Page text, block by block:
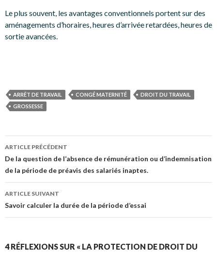
Le plus souvent, les avantages conventionnels portent sur des
aménagements d’horaires, heures d’arrivée retardées, heures de
sortie avancées.
ARRÊT DE TRAVAIL CONGÉ MATERNITÉ
DROIT DU TRAVAIL
GROSSESSE
Navigation
des
articles
ARTICLE PRÉCÉDENT
De la question de l’absence de rémunération ou d’indemnisation
de la période de préavis des salariés inaptes.
ARTICLE SUIVANT
Savoir calculer la durée de la période d’essai
4 RÉFLEXIONS SUR « LA PROTECTION DE DROIT DU